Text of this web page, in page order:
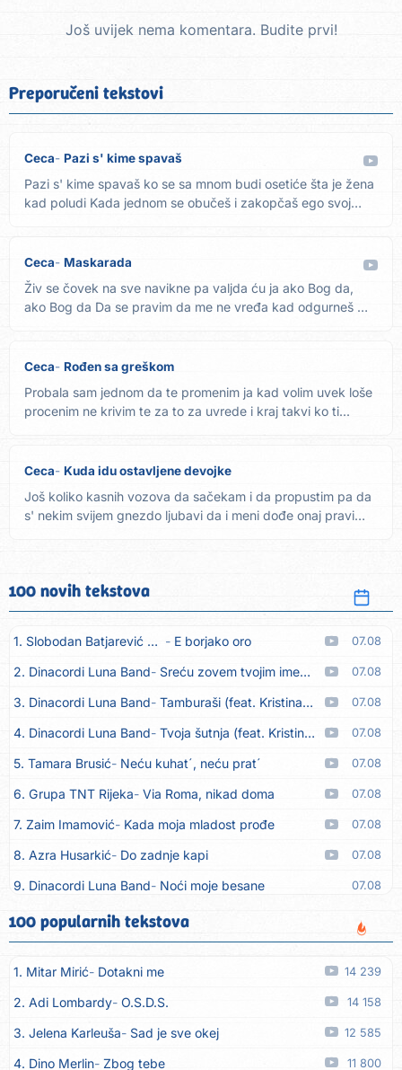
Još uvijek nema komentara. Budite prvi!
Preporučeni tekstovi
Ceca Pazi s' kime spavaš
Pazi s' kime spavaš ko se sa mnom budi osetiće šta je žena
kad poludi Kada jednom se obučeš i zakopčaš ego svoj
Ceca Maskarada
Živ se čovek na sve navikne pa valjda ću ja ako Bog da,
ako Bog da Da se pravim da me ne vređa kad odgurneš me
Ceca Rođen sa greškom
Probala sam jednom da te promenim ja kad volim uvek loše
procenim ne krivim te za to za uvrede i kraj takvi ko ti...
Ceca Kuda idu ostavljene devojke
Još koliko kasnih vozova da sačekam i da propustim pa da
s' nekim svijem gnezdo ljubavi da i meni dođe onaj pravi
100 novih tekstova
1. Slobodan Batjarević Čobe E borjako oro 07.08
2. Dinacordi Luna Band Sreću zovem tvojim imenom (feat. Kristina Smetko) 07.08
3. Dinacordi Luna Band Tamburaši (feat. Kristina Smetko) 07.08
4. Dinacordi Luna Band Tvoja šutnja (feat. Kristina Smetko) 07.08
5. Tamara Brusić Neću kuhat´, neću prat´ 07.08
6. Grupa TNT Rijeka Via Roma, nikad doma 07.08
7. Zaim Imamović Kada moja mladost prođe 07.08
8. Azra Husarkić Do zadnje kapi 07.08
9. Dinacordi Luna Band Noći moje besane 07.08
10. Pet za 5 Pozdravi mi Stubicu
11. Dinacordi Luna Band Anđeo moj 07.08
12. Vesna Kartuš Vrati se 07.08
13. Severina Pozovi me ti (Anksiozna) 06.08
14. Fidellio Summer Time 06.08
100 popularnih tekstova
1. Mitar Mirić Dotakni me 14 239
2. Adi Lombardy O.S.D.S. 14 158
3. Jelena Karleuša Sad je sve okej 12 585
4. Dino Merlin Zbog tebe 11 800